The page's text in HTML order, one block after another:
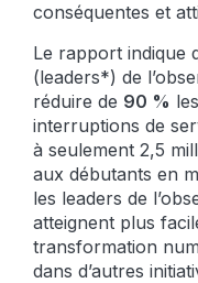
conséquentes et
Le rapport indique
(leaders*) de
réduire de 90 %
interruptions de
à seulement 2,5
aux débutants en
les leaders de
atteignent plus
transformation
dans d’autres